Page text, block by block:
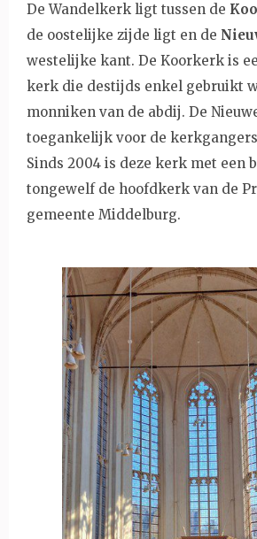
De Wandelkerk ligt tussen de
de oostelijke zijde ligt en de
westelijke kant. De Koorkerk is
kerk die destijds enkel gebruikt
monniken van de abdij. De
toegankelijk voor de
Sinds 2004 is deze kerk met een
tongewelf de hoofdkerk van de
gemeente Middelburg.